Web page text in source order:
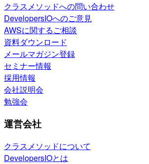
クラスメソッドへの問い合わせ
DevelopersIOへのご意見
AWSに関するご相談
資料ダウンロード
メールマガジン登録
セミナー情報
採用情報
会社説明会
勉強会
運営会社
クラスメソッドについて
DevelopersIOとは